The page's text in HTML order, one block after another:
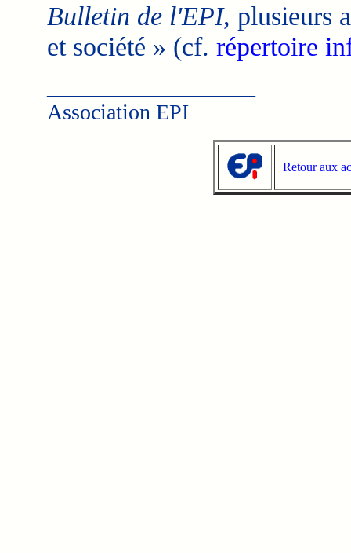
Bulletin de l'EPI, plusieurs
et société » (cf. répertoire
Association EPI
Retour aux